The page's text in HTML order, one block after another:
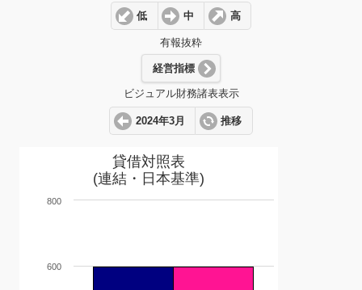
低 中 高
有報抜粋
経営指標
ビジュアル財務諸表表示
2024年3月 推移
貸借対照表
(連結・日本基準)
600
800